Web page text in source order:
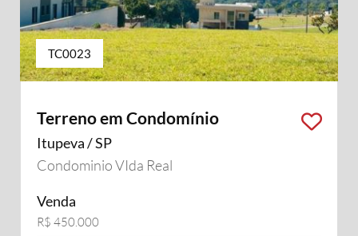
TC0023
Terreno em Condomínio
Itupeva / SP
Condominio VIda Real
Venda
R$ 450.000